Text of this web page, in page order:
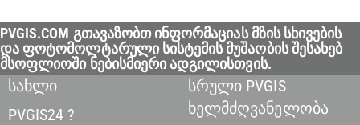
PVGIS.COM გთავაზობთ ინფორმაციას მზის სხივების
და ფოტომოლტარული სისტემის მუშაობის შესახებ
მსოფლიოში ნებისმიერი ადგილისთვის.
სახლი
PVGIS24 ?
სრული PVGIS
ხელმძღვანელობა